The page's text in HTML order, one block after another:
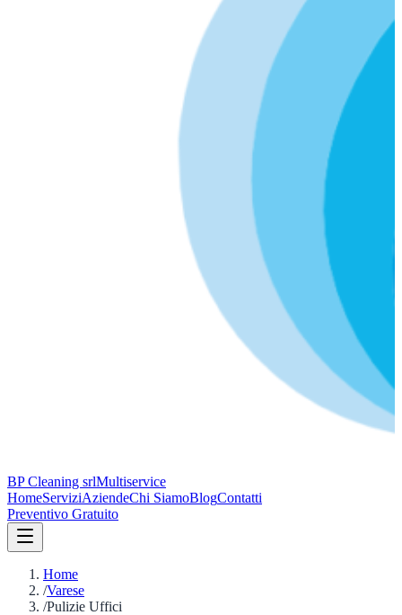
BP Cleaning srlMultiservice
HomeServiziAziendeChi SiamoBlogContatti
Preventivo Gratuito
Home
/Varese
/Pulizie Uffici